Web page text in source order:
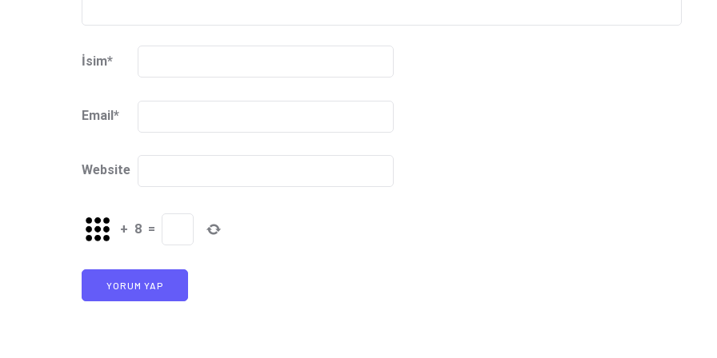
İsim*
Email*
Website
+ 8 =